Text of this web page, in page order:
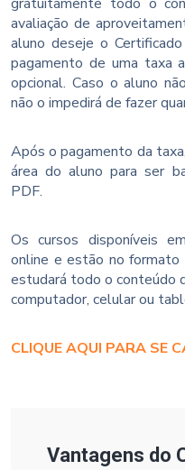
avaliação de
aluno deseje o
pagamento de uma taxa
opcional. Caso o aluno
não o impedirá de fazer
Após o pagamento da
área do aluno para ser
PDF.
Os cursos disponíveis
online e estão no
estudará todo o conteúdo
computador, celular ou
CLIQUE AQUI PARA SE
Vantagens do